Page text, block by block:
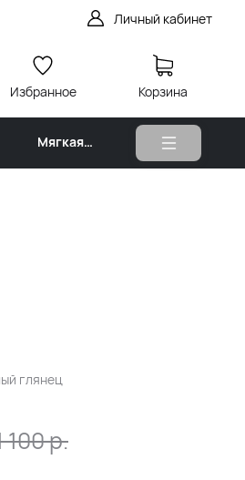
Личный кабинет
Избранное Корзина
Мягкая
глянец
100р.